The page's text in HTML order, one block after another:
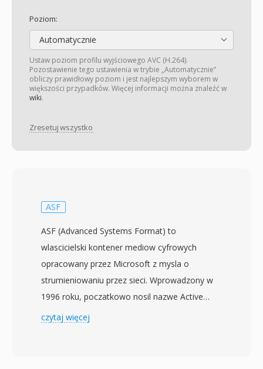
Poziom:
Automatycznie
Ustaw poziom profilu wyjściowego AVC (H.264).
Pozostawienie tego ustawienia w trybie „Automatycznie”
obliczy prawidłowy poziom i jest najlepszym wyborem w
większości przypadków. Więcej informacji można znaleźć w
wiki.
Zresetuj wszystko
ASF
ASF (Advanced Systems Format) to
wlascicielski kontener mediow cyfrowych
opracowany przez Microsoft z mysla o
strumieniowaniu przez sieci. Wprowadzony w
1996 roku, poczatkowo nosil nazwe Active
Streaming Format, a nastepnie Advanced
czytaj więcej